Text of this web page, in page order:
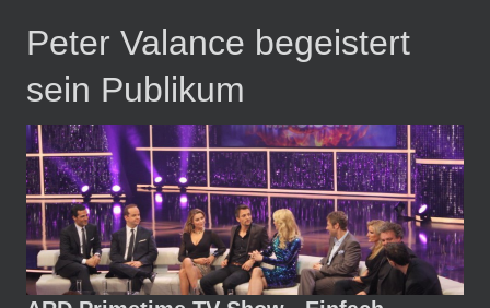
Peter Valance begeistert
sein Publikum